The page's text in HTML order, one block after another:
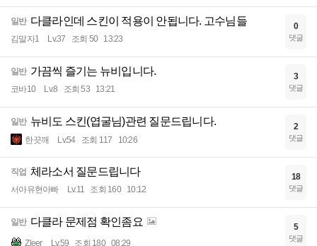
일반 다클라인데 스킨이 적용이 안됩니다. 고수님들
김말자1 Lv.37 조회 50 13:23
0
댓글
일반 가끔씩 즐기는 뉴비입니다.
코바10 Lv.8 조회 53 13:21
3
댓글
일반 뉴비도 스킨(엽굴님)관련 질문드립니다.
한끗깨 Lv.54 조회 117 10:26
2
댓글
직업 체라소서 질문드립니다
서아유현아빠 Lv.11 조회 160 10:12
18
댓글
일반 다클라 문제점 확인좀요
Zleer Lv.59 조회 180 08:29
5
댓글